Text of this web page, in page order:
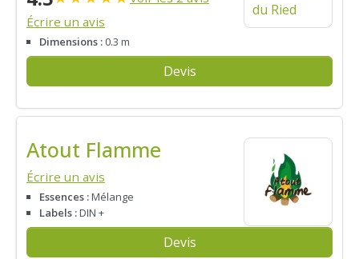
Écrire un avis
Dimensions : 0.3 m
Devis
Atout Flamme
Écrire un avis
Essences :Mélange
Labels :DIN +
Devis